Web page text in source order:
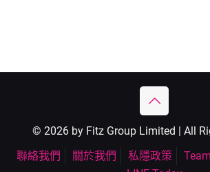
© 2026 by Fitz Group Limited | All
聯絡我們
關於我們 私隱政策